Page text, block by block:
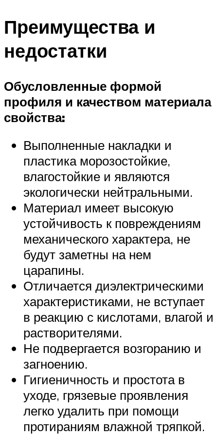
Преимущества и
недостатки
Обусловленные формой
профиля и качеством материала
свойства:
Выполненные накладки и
пластика морозостойкие,
влагостойкие и являются
экологически нейтральными.
Материал имеет высокую
устойчивость к повреждениям
механического характера, не
будут заметны на нем
царапины.
Отличается диэлектрическими
характеристиками, не вступает
в реакцию с кислотами, влагой и
растворителями.
Не подвергается возгоранию и
загноению.
Гигиеничность и простота в
уходе, грязевые проявления
легко удалить при помощи
протираниям влажной тряпкой.